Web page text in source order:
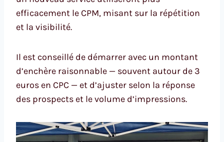
efficacement le CPM, misant sur la répétition
et la visibilité.
Il est conseillé de démarrer avec un montant
d’enchère raisonnable — souvent autour de 3
euros en CPC — et d’ajuster selon la réponse
des prospects et le volume d’impressions.